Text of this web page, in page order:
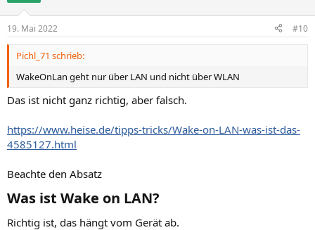
19. Mai 2022 #10
Pichl_71 schrieb:
WakeOnLan geht nur über LAN und nicht über WLAN
Das ist nicht ganz richtig, aber falsch.
https://www.heise.de/tipps-tricks/Wake-on-LAN-was-ist-das-
4585127.html
Beachte den Absatz
Was ist Wake on LAN?​
Richtig ist, das hängt vom Gerät ab.